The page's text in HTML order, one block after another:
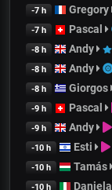
-7 h Gregory
-7 h Pascal
-8 h Andy
-8 h Andy
-8 h Giorgos
-9 h Pascal
-9 h Andy
-10 h Esti
-10 h Tamás
-10 h Daniela